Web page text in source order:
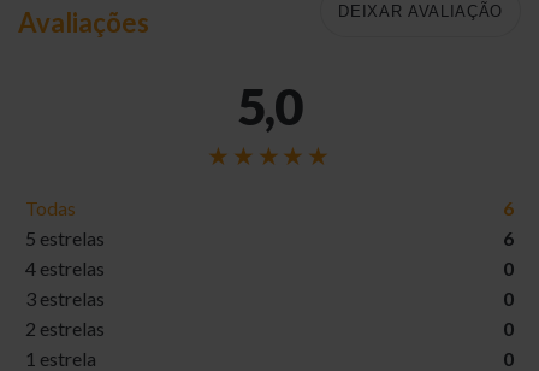
Avaliações DEIXAR AVALIAÇÃO
5,0
Todas
6
5 estrelas
6
4 estrelas
0
3 estrelas
0
2 estrelas
0
1 estrela
0